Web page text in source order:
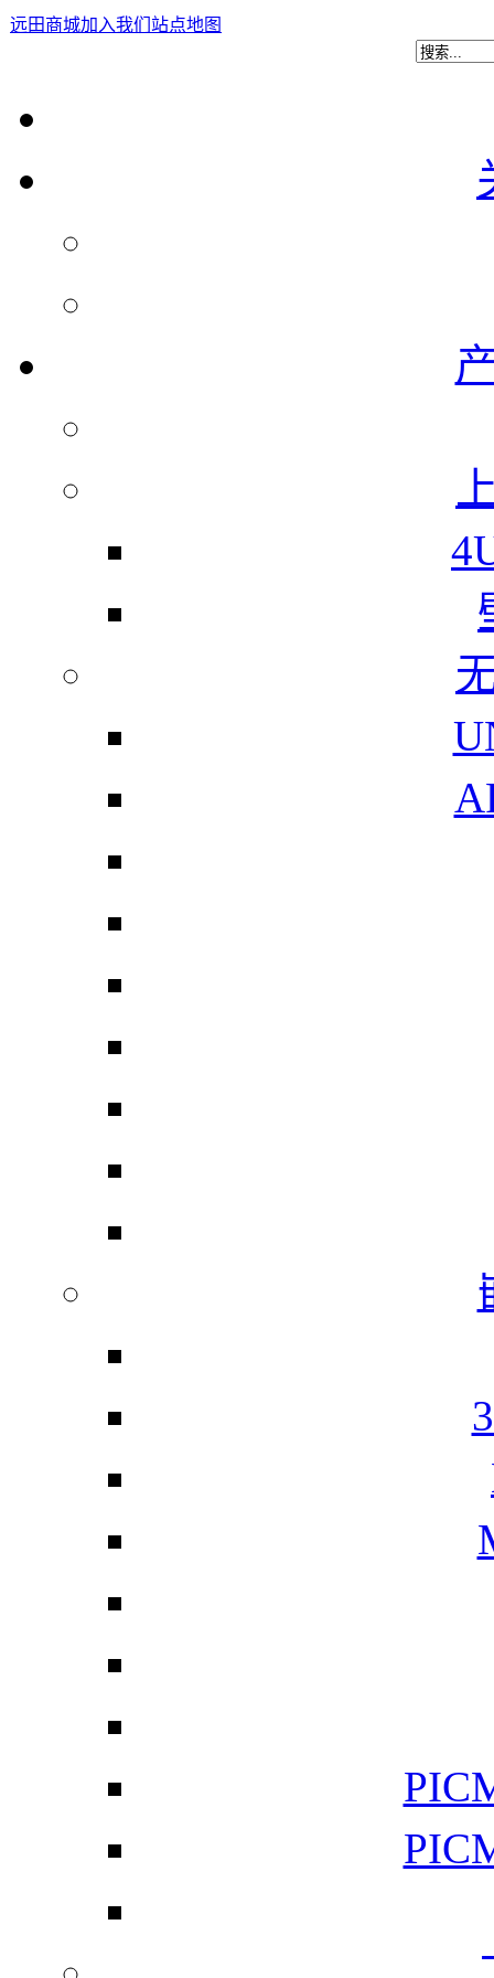
远田商城加入我们 站点地图